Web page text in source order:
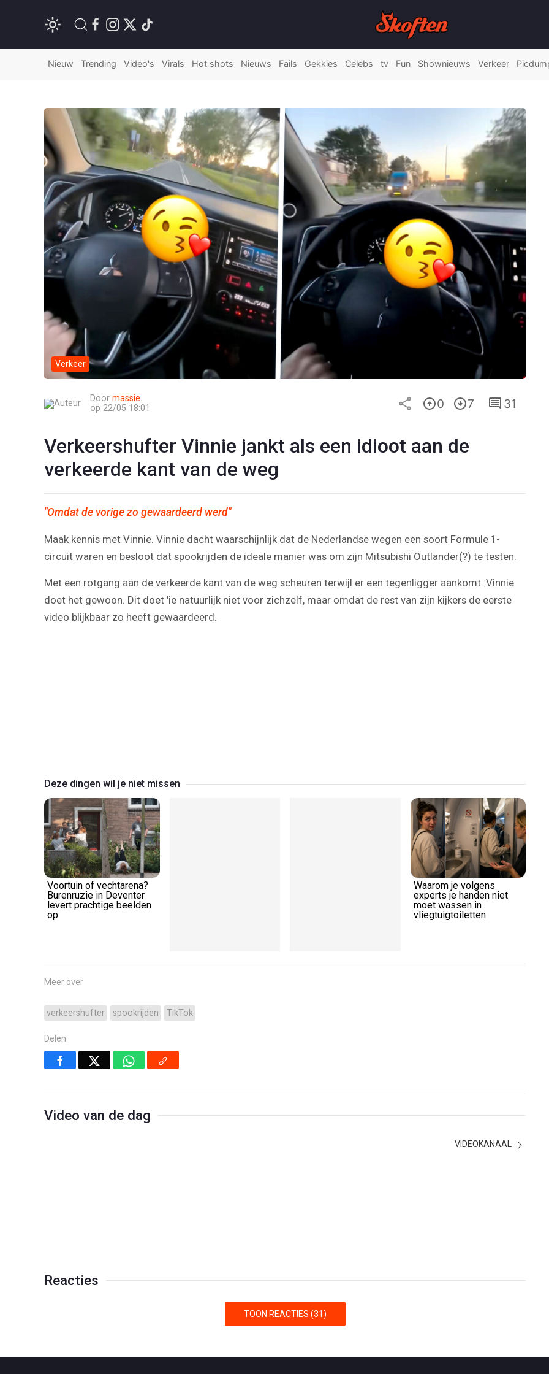
Nieuw Trending Video's Virals Hot shots Nieuws Fails Gekkies Celebs tv Fun Shownieuws Verkeer
Verkeer
Door massie
op 22/05 18:01
0 7 31
Verkeershufter Vinnie jankt als een idioot aan de
verkeerde kant van de weg
"Omdat de vorige zo gewaardeerd werd"
Maak kennis met Vinnie. Vinnie dacht waarschijnlijk dat de Nederlandse wegen een soort Formule 1-
circuit waren en besloot dat spookrijden de ideale manier was om zijn Mitsubishi Outlander(?) te testen.
Met een rotgang aan de verkeerde kant van de weg scheuren terwijl er een tegenligger aankomt: Vinnie
doet het gewoon. Dit doet 'ie natuurlijk niet voor zichzelf, maar omdat de rest van zijn kijkers de eerste
video blijkbaar zo heeft gewaardeerd.
Deze dingen wil je niet missen
Voortuin of vechtarena?
Burenruzie in Deventer
levert prachtige beelden
op
Waarom je volgens
experts je handen niet
moet wassen in
vliegtuigtoiletten
Meer over
verkeershufter spookrijden TikTok
Delen
Video van de dag
VIDEOKANAAL
Reacties
TOON REACTIES (31)